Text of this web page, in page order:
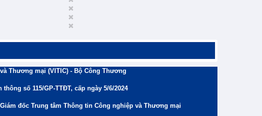
Thương mại (VITIC) - Bộ Công Thương
số 115/GP-TTĐT, cấp ngày 5/6/2024
đốc Trung tâm Thông tin Công nghiệp và Thương mại